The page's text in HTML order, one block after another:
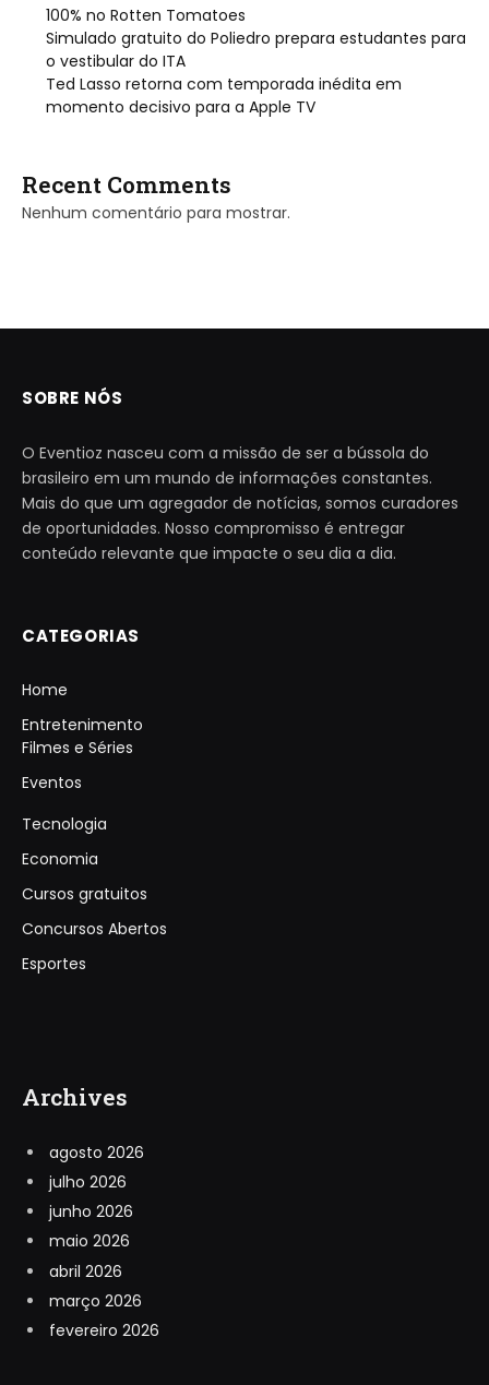
100% no Rotten Tomatoes
Simulado gratuito do Poliedro prepara estudantes para
o vestibular do ITA
Ted Lasso retorna com temporada inédita em
momento decisivo para a Apple TV
Recent Comments
Nenhum comentário para mostrar.
SOBRE NÓS
O Eventioz nasceu com a missão de ser a bússola do
brasileiro em um mundo de informações constantes.
Mais do que um agregador de notícias, somos curadores
de oportunidades. Nosso compromisso é entregar
conteúdo relevante que impacte o seu dia a dia.
CATEGORIAS
Home
Entretenimento
Filmes e Séries
Eventos
Tecnologia
Economia
Cursos gratuitos
Concursos Abertos
Esportes
Archives
agosto 2026
julho 2026
junho 2026
maio 2026
abril 2026
março 2026
fevereiro 2026